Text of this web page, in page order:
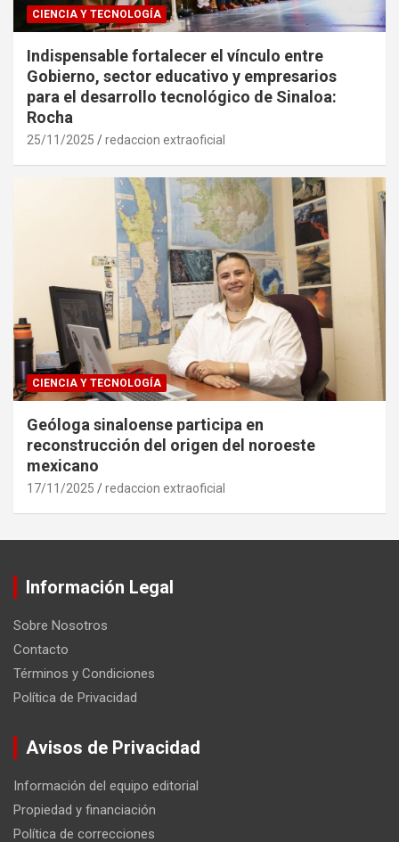
CIENCIA Y TECNOLOGÍA
Indispensable fortalecer el vínculo entre
Gobierno, sector educativo y empresarios
para el desarrollo tecnológico de Sinaloa:
Rocha
25/11/2025 redaccion extraoficial
CIENCIA Y TECNOLOGÍA
Geóloga sinaloense participa en
reconstrucción del origen del noroeste
mexicano
17/11/2025 redaccion extraoficial
Información Legal
Sobre Nosotros
Contacto
Términos y Condiciones
Política de Privacidad
Avisos de Privacidad
Información del equipo editorial
Propiedad y financiación
Política de correcciones